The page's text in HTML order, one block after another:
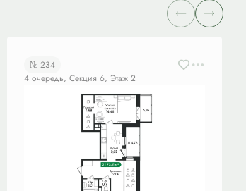
№ 234
4 очередь, Секция 6, Этаж 2